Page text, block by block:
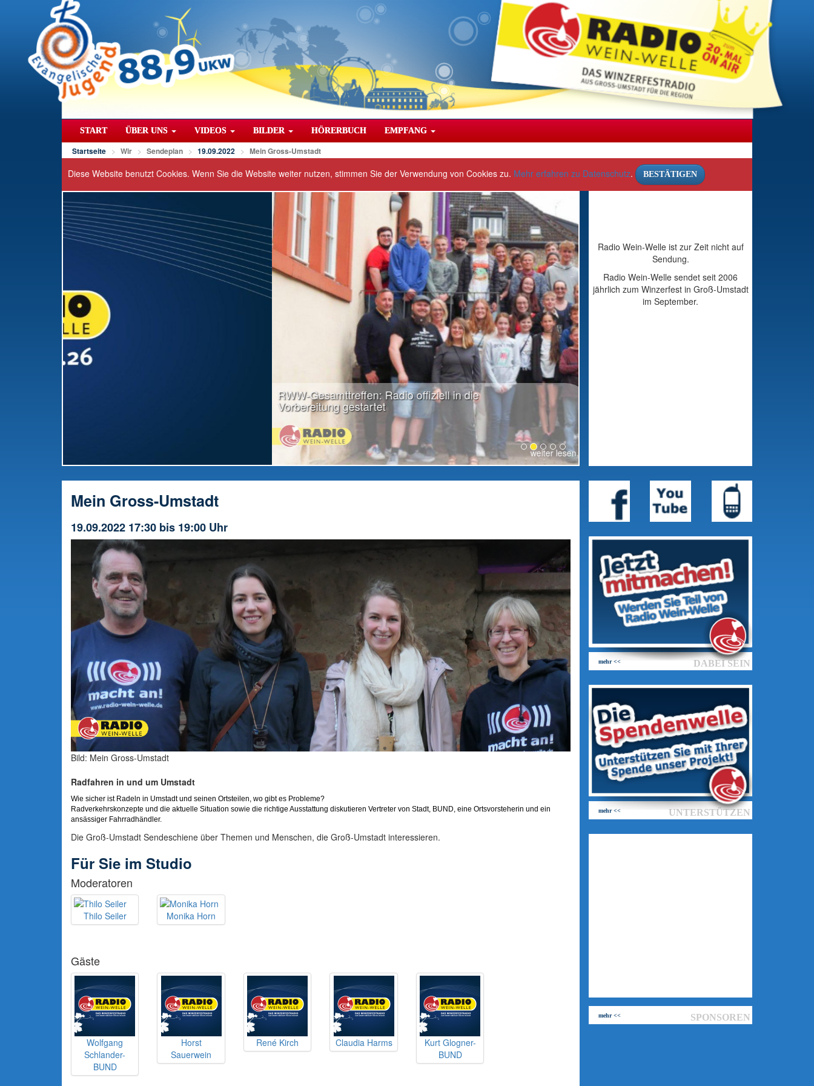
START ÜBER UNS VIDEOS BILDER HÖRERBUCH EMPFANG
Startseite Wir Sendeplan 19.09.2022 Mein Gross-Umstadt
Diese Website benutzt Cookies. Wenn Sie die Website weiter nutzen, stimmen Sie der Verwendung von Cookies zu. Mehr erfahren zu Datenschutz. BESTÄTIGEN
weiter lesen...
Radio Wein-Welle ist zur Zeit nicht auf
Sendung.
Radio Wein-Welle sendet seit 2006
jährlich zum Winzerfest in Groß-Umstadt
im September.
Mein Gross-Umstadt
19.09.2022 17:30 bis 19:00 Uhr
Bild: Mein Gross-Umstadt
Radfahren in und um Umstadt
Wie sicher ist Radeln in Umstadt und seinen Ortsteilen, wo gibt es Probleme?
Radverkehrskonzepte und die aktuelle Situation sowie die richtige Ausstattung diskutieren Vertreter von Stadt, BUND, eine Ortsvorsteherin und ein
ansässiger Fahrradhändler.
Die Groß-Umstadt Sendeschiene über Themen und Menschen, die Groß-Umstadt interessieren.
Für Sie im Studio
Moderatoren
Thilo Seiler Monika Horn
Gäste
Wolfgang
Schlander-
BUND
Horst
Sauerwein
René Kirch Claudia Harms
Kurt Glogner-
BUND
DABEI SEIN
mehr <<
UNTERSTÜTZEN
mehr <<
SPONSOREN
mehr <<